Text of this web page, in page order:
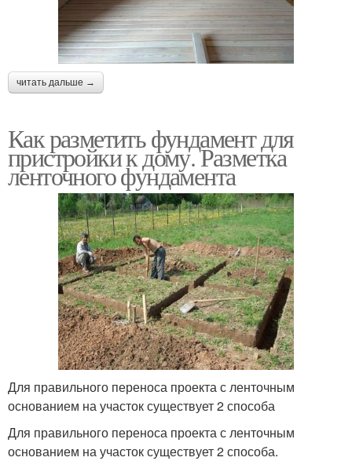
читать дальше →
Как разметить фундамент для
пристройки к дому. Разметка
ленточного фундамента
Для правильного переноса проекта с ленточным
основанием на участок существует 2 способа
Для правильного переноса проекта с ленточным
основанием на участок существует 2 способа.